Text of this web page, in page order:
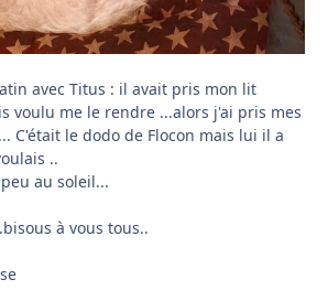
avec Titus : il avait pris mon lit
voulu me le rendre ...alors j'ai pris mes
C'était le dodo de Flocon mais lui il a
..
au soleil...
à vous tous..